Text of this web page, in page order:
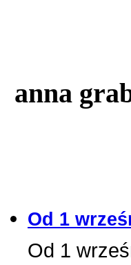
anna
Od 1
Od 1